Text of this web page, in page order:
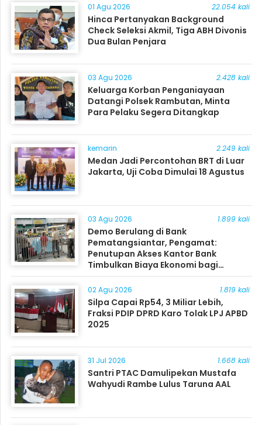
01 Agu 2026 22.054 kali
Hinca Pertanyakan Background
Check Seleksi Akmil, Tiga ABH Divonis
Dua Bulan Penjara
03 Agu 2026 2.428 kali
Keluarga Korban Penganiayaan
Datangi Polsek Rambutan, Minta
Para Pelaku Segera Ditangkap
kemarin 2.249 kali
Medan Jadi Percontohan BRT di Luar
Jakarta, Uji Coba Dimulai 18 Agustus
03 Agu 2026 1.899 kali
Demo Berulang di Bank
Pematangsiantar, Pengamat:
Penutupan Akses Kantor Bank
Timbulkan Biaya Ekonomi bagi
Masyarakat
02 Agu 2026 1.819 kali
Silpa Capai Rp54, 3 Miliar Lebih,
Fraksi PDIP DPRD Karo Tolak LPJ APBD
2025
31 Jul 2026 1.668 kali
Santri PTAC Damulipekan Mustafa
Wahyudi Rambe Lulus Taruna AAL